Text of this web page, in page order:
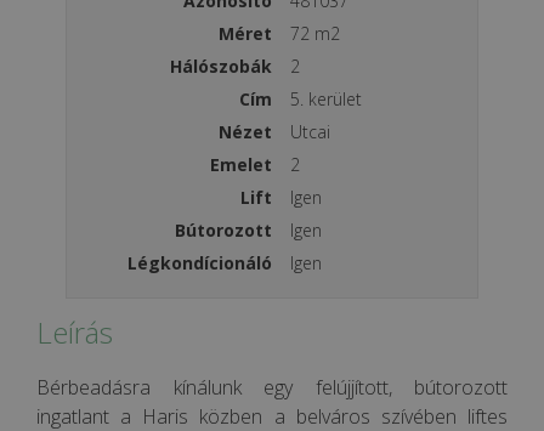
Méret
72 m2
Hálószobák
2
Cím
5. kerület
Nézet
Utcai
Emelet
2
Lift
Igen
Bútorozott
Igen
Légkondícionáló
Igen
Leírás
Bérbeadásra kínálunk egy felújjított, bútorozott
ingatlant a Haris közben a belváros szívében liftes